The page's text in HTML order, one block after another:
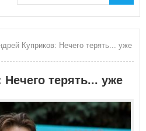
Куприков: Нечего терять... уже
терять... уже